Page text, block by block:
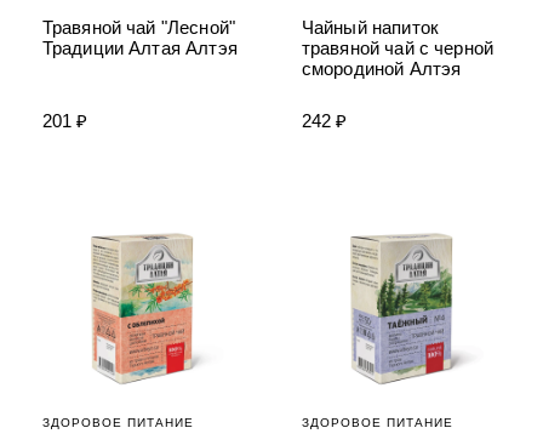
Травяной чай "Лесной"
Традиции Алтая Алтэя
201 ₽
Чайный напиток
травяной чай с черной
смородиной Алтэя
242 ₽
ЗДОРОВОЕ ПИТАНИЕ ЗДОРОВОЕ ПИТАНИЕ